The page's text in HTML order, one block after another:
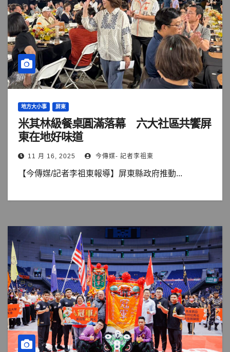
地方大小事 屏東
米其林級餐桌圓滿落幕 六大社區共饗屏
東在地好味道
11 月 16, 2025 今傳媒- 記者李祖東
【今傳媒/記者李祖東報導】屏東縣政府推動...